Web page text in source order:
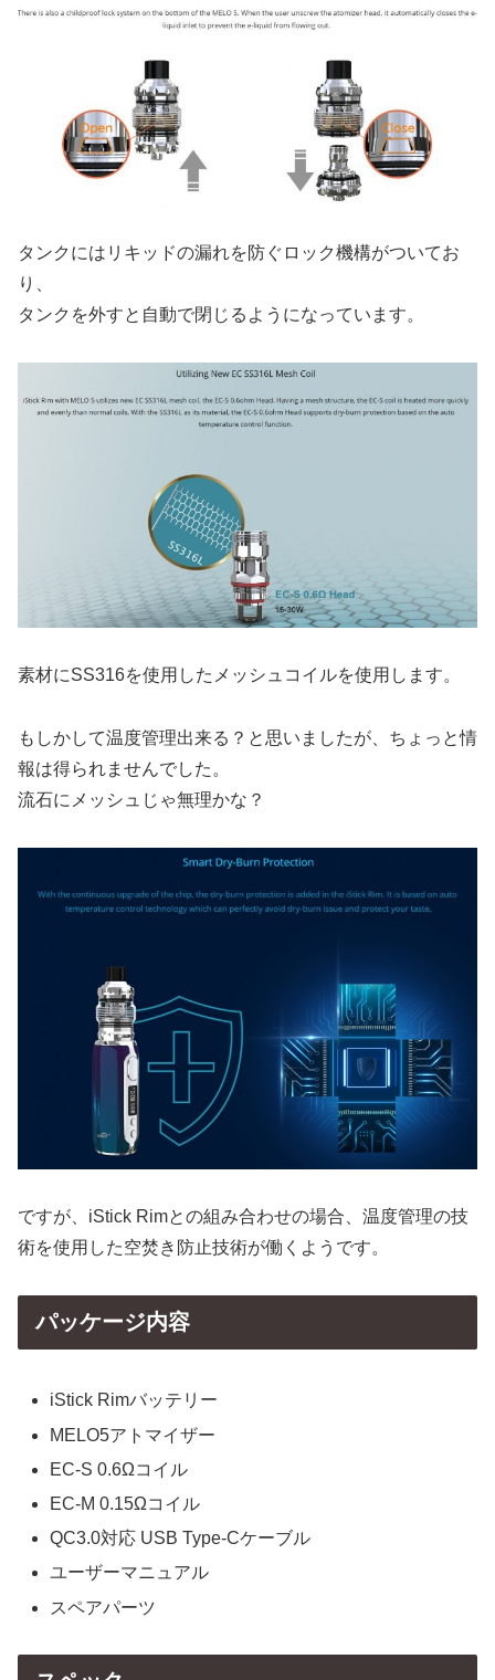
タンクにはリキッドの漏れを防ぐロック機構がついてお
り、
タンクを外すと自動で閉じるようになっています。
素材にSS316を使用したメッシュコイルを使用します。
もしかして温度管理出来る？と思いましたが、ちょっと情
報は得られませんでした。
流石にメッシュじゃ無理かな？
ですが、iStick Rimとの組み合わせの場合、温度管理の技
術を使用した空焚き防止技術が働くようです。
パッケージ内容
iStick Rimバッテリー
MELO5アトマイザー
EC-S 0.6Ωコイル
EC-M 0.15Ωコイル
QC3.0対応 USB Type-Cケーブル
ユーザーマニュアル
スペアパーツ